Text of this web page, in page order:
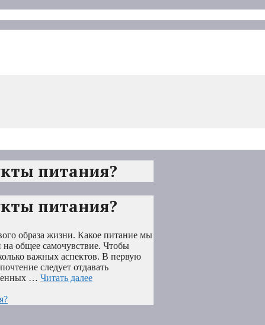
питания?
питания?
образа жизни. Какое питание мы
на общее самочувствие. Чтобы
важных аспектов. В первую
следует отдавать
… Читать далее